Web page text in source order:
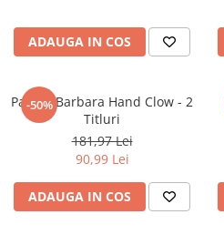
Carti erotice
Carti pentru Adolescenti, Young
Crime, Thriller, Mistery
Literatura Romana
Literatura Universala
Poezie
Romane de dragoste, Carti
ADAUGA IN COS
-50%
Pachet Barbara Hand Clow - 2
Titluri
181,97 Lei
90,99 Lei
ADAUGA IN COS